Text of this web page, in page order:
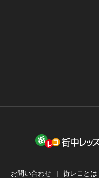
お問い合わせ 街レコとは